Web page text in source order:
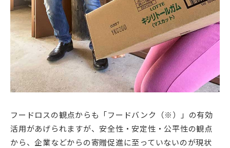
フードロスの観点からも「フードバンク（※）」の有効
活用があげられますが、安全性・安定性・公平性の観点
から、企業などからの寄贈促進に至っていないのが現状